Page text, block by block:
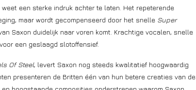
een sterke indruk achter te laten. Het repeterende
maar wordt gecompenseerd door het snelle Super
Saxon duidelijk naar voren komt. Krachtige vocalen, snelle
een geslaagd slotoffensief.
Of Steel, levert Saxon nog steeds kwalitatief hoogwaardig
presenteren de Britten één van hun betere creaties van de